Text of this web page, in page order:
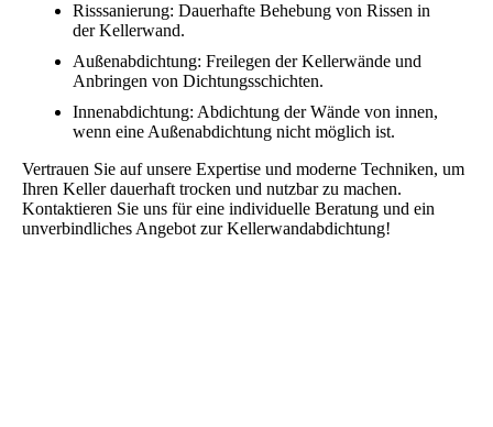
Risssanierung: Dauerhafte Behebung von Rissen in
der Kellerwand.
Außenabdichtung: Freilegen der Kellerwände und
Anbringen von Dichtungsschichten.
Innenabdichtung: Abdichtung der Wände von innen,
wenn eine Außenabdichtung nicht möglich ist.
Vertrauen Sie auf unsere Expertise und moderne Techniken, um
Ihren Keller dauerhaft trocken und nutzbar zu machen.
Kontaktieren Sie uns für eine individuelle Beratung und ein
unverbindliches Angebot zur Kellerwandabdichtung!